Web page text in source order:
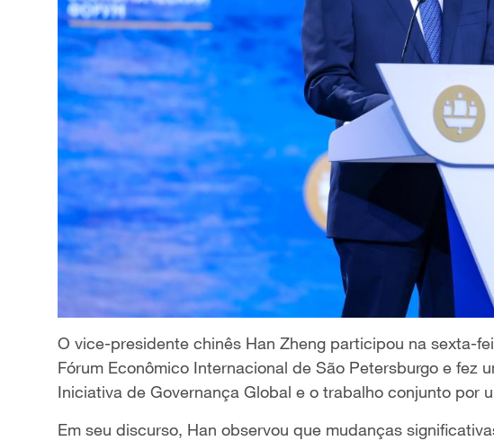
O vice-presidente chinês Han Zheng participou na sexta-
Fórum Econômico Internacional de São Petersburgo e fez
Iniciativa de Governança Global e o trabalho conjunto por
Em seu discurso, Han observou que mudanças